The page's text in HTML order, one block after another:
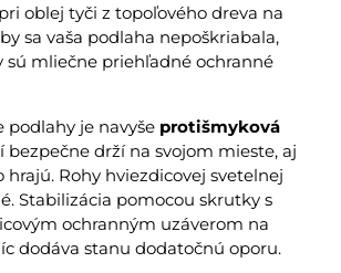
oblej tyči z topoľového dreva na
sa vaša podlaha nepoškriabala,
sú mliečne priehľadné ochranné
podlahy je navyše protišmyková
bezpečne drží na svojom mieste, aj
hrajú. Rohy hviezdicovej svetelnej
Stabilizácia pomocou skrutky s
ochranným uzáverom na
dodáva stanu dodatočnú oporu.